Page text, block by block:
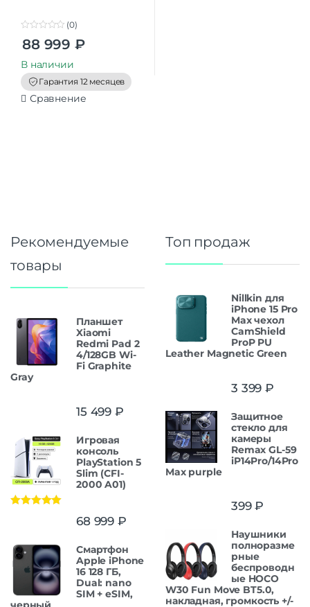
o
t
o
f
5
(0)
88 999 ₽
В наличии
Гарантия 12 месяцев
Сравнение
Рекомендуемые
товары
Планшет
Xiaomi
Redmi Pad 2
4/128GB Wi-
Fi Graphite
Gray
15 499 ₽
Игровая
консоль
PlayStation 5
Slim (CFI-
2000 A01)
68 999 ₽
Смартфон
Apple iPhone
16 128 ГБ,
Dual: nano
SIM + eSIM,
Топ продаж
Nillkin для
iPhone 15 Pro
Max чехол
CamShield
ProP PU
Leather Magnetic Green
3 399 ₽
Защитнoe
cтекло для
камеры
Remax GL-59
iP14Pro/14Pro
Max purple
399₽
Наушники
полноразме
рные
беспроводн
ые HOCO
W30 Fun Move BT5.0,
накладная, громкость +/-